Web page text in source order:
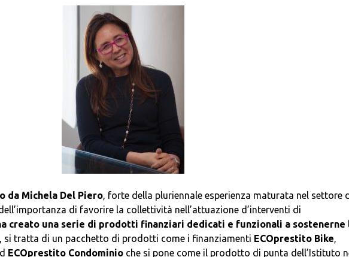
da Michela Del Piero, forte della pluriennale esperienza maturata nel settore
di favorire la collettività nell’attuazione d’interventi di
creato una serie di prodotti finanziari dedicati e funzionali a sostenerne
si tratta di un pacchetto di prodotti come i finanziamenti ECOprestito Bike,
ECOprestito Condominio che si pone come il prodotto di punta dell’Istituto